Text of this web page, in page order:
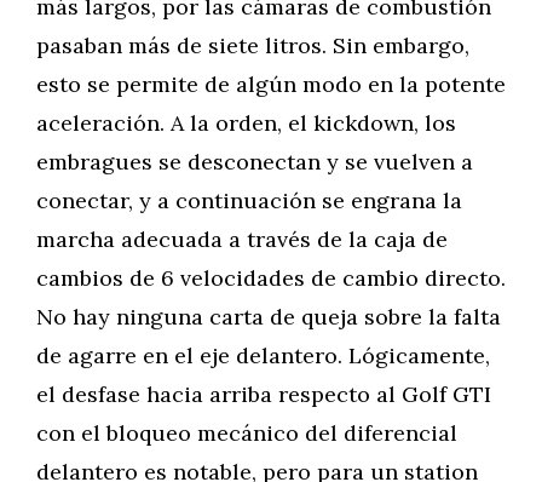
más largos, por las cámaras de combustión
pasaban más de siete litros. Sin embargo,
esto se permite de algún modo en la potente
aceleración. A la orden, el kickdown, los
embragues se desconectan y se vuelven a
conectar, y a continuación se engrana la
marcha adecuada a través de la caja de
cambios de 6 velocidades de cambio directo.
No hay ninguna carta de queja sobre la falta
de agarre en el eje delantero. Lógicamente,
el desfase hacia arriba respecto al Golf GTI
con el bloqueo mecánico del diferencial
delantero es notable, pero para un station